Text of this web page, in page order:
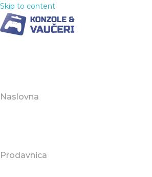
Skip to content
Naslovna
Prodavnica